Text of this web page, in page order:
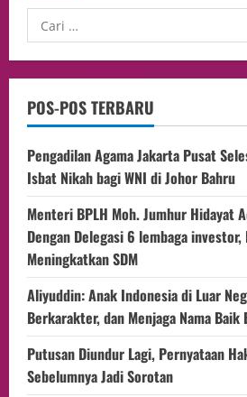
POS-POS TERBARU
Pengadilan Agama Jakarta Pusat
Isbat Nikah bagi WNI di Johor Bahru
Menteri BPLH Moh. Jumhur Hidayat
Dengan Delegasi 6 lembaga
Meningkatkan SDM
Aliyuddin: Anak Indonesia di Luar
Berkarakter, dan Menjaga Nama Baik
Putusan Diundur Lagi, Pernyataan
Sebelumnya Jadi Sorotan